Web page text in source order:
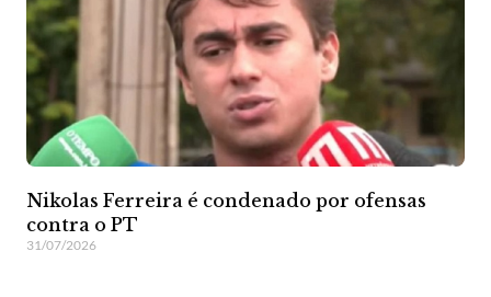
Nikolas Ferreira é condenado por ofensas
contra o PT
31/07/2026